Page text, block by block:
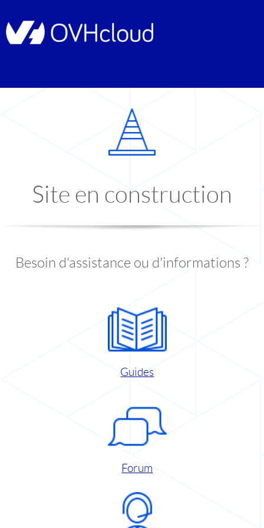
Site en construction
Besoin d'assistance ou d'informations ?
Guides
Forum